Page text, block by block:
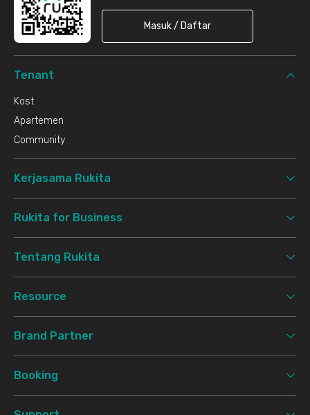
Masuk / Daftar
Tenant
Kost
Apartemen
Community
Kerjasama Rukita
Rukita for Business
Tentang Rukita
Resource
Brand Partner
Booking